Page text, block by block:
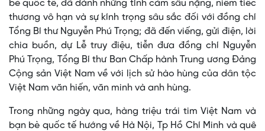
bè quốc tế, đã dành những tình cảm sâu nặng, niềm tiếc
thương vô hạn và sự kính trọng sâu sắc đối với đồng chí
Tổng Bí thư Nguyễn Phú Trọng; đã đến viếng, gửi điện, lời
chia buồn, dự Lễ truy điệu, tiễn đưa đồng chí Nguyễn
Phú Trọng, Tổng Bí thư Ban Chấp hành Trung ương Đảng
Cộng sản Việt Nam về với lịch sử hào hùng của dân tộc
Việt Nam văn hiến, văn minh và anh hùng.
Trong những ngày qua, hàng triệu trái tim Việt Nam và
bạn bè quốc tế hướng về Hà Nội, Tp Hồ Chí Minh và quê